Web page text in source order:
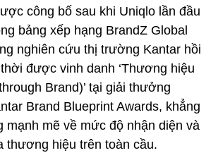
công bố sau khi Uniqlo lần đầu
bảng xếp hạng BrandZ Global
nghiên cứu thị trường Kantar hồi
được vinh danh ‘Thương hiệu
Brand)’ tại giải thưởng
Brand Blueprint Awards, khẳng
mạnh mẽ về mức độ nhận diện và
thương hiệu trên toàn cầu.